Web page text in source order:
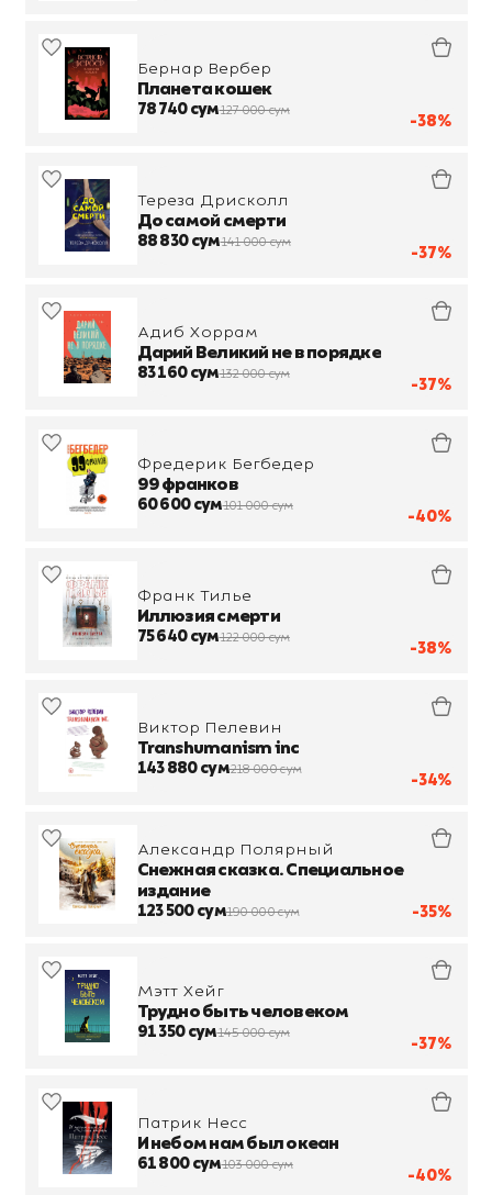
-38%
Бернар Вербер
Планета кошек
78 740 сум127 000 сум
-37%
Тереза Дрисколл
До самой смерти
88 830 сум141 000 сум
-37%
Адиб Хоррам
Дарий Великий не в порядке
83 160 сум132 000 сум
-40%
Фредерик Бегбедер
99 франков
60 600 сум101 000 сум
-38%
Франк Тилье
Иллюзия смерти
75 640 сум122 000 сум
-34%
Виктор Пелевин
Transhumanism inc
143 880 сум218 000 сум
-35%
Александр Полярный
Снежная сказка. Специальное
издание
123 500 сум190 000 сум
-37%
Мэтт Хейг
Трудно быть человеком
91 350 сум145 000 сум
-40%
Патрик Несс
И небом нам был океан
61 800 сум103 000 сум